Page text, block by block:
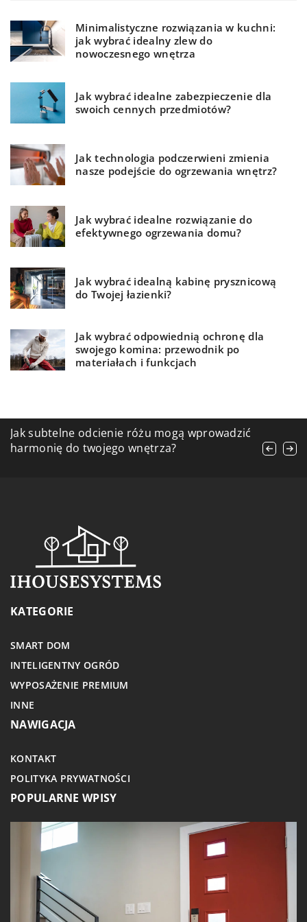
Minimalistyczne rozwiązania w kuchni:
jak wybrać idealny zlew do
nowoczesnego wnętrza
Jak wybrać idealne zabezpieczenie dla
swoich cennych przedmiotów?
Jak technologia podczerwieni zmienia
nasze podejście do ogrzewania wnętrz?
Jak wybrać idealne rozwiązanie do
efektywnego ogrzewania domu?
Jak wybrać idealną kabinę prysznicową
do Twojej łazienki?
Jak wybrać odpowiednią ochronę dla
swojego komina: przewodnik po
materiałach i funkcjach
Jak wprowadzić naturalne akcenty do wnętrz
za pomocą dekoracji ściennych
Jak subtelne odcienie różu mogą wprowadzić
harmonię do twojego wnętrza?
Inteligentne rozwiązania dla komfortu
cieplnego: jak nowoczesne technologie
KATEGORIE
SMART DOM
INTELIGENTNY OGRÓD
WYPOSAŻENIE PREMIUM
INNE
NAWIGACJA
KONTAKT
POLITYKA PRYWATNOŚCI
POPULARNE WPISY